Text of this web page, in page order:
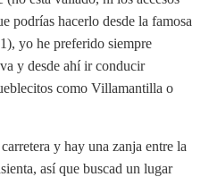
podrías hacerlo desde la famosa
yo he preferido siempre
y desde ahí ir conducir
como Villamantilla o
y hay una zanja entre la
así que buscad un lugar